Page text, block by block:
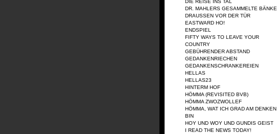
DIE REISE INS TAL
DR. MAHLERS GESAMMELTE BÄNKE
DRAUSSEN VOR DER TÜR
EASTWARD HO!
ENDSPIEL
FIFTY WAYS TO LEAVE YOUR
COUNTRY
GEBÜHRENDER ABSTAND
GEDANKENRIECHEN
GEDANKENSCHRANKEREIEN
HELLAS
HELLAS23
HINTERM HOF
HÖMMA (REVISITED BVB)
HÖMMA ZWOZWOLLEF
HÖMMA, WAT ICH GRAD AM DENKEN
BIN
HOY UND WOY UND GUNDIS GEIST
I READ THE NEWS TODAY!